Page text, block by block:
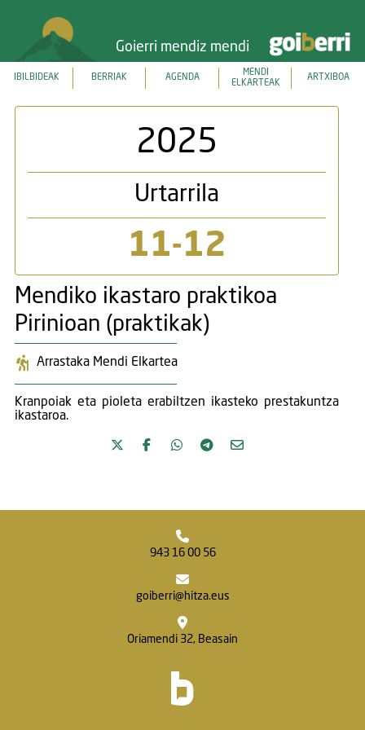
Goierri mendiz mendi
IBILBIDEAK BERRIAK AGENDA
MENDI
ELKARTEAK
ARTXIBOA
2025
Urtarrila
11-12
Mendiko ikastaro praktikoa
Pirinioan (praktikak)
Arrastaka Mendi Elkartea
Kranpoiak eta pioleta erabiltzen ikasteko prestakuntza
ikastaroa.
943 16 00 56
goiberri@hitza.eus
Oriamendi 32, Beasain